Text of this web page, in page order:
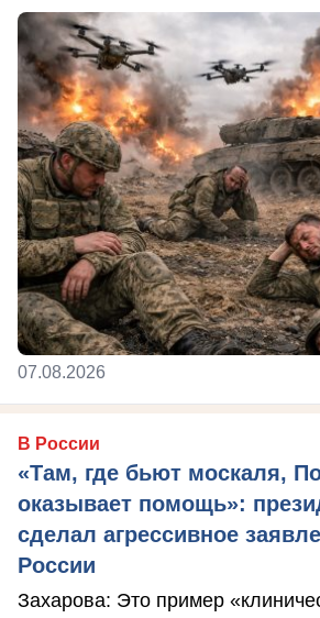
07.08.2026
В России
«Там, где бьют москаля,
оказывает помощь»:
сделал агрессивное
России
Захарова: Это пример